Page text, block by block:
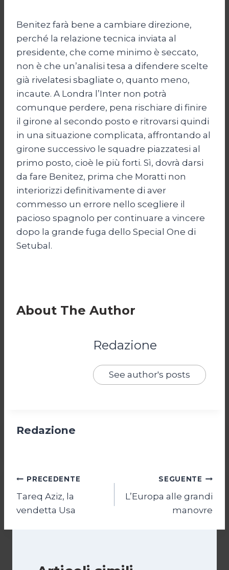
Benitez farà bene a cambiare direzione,
perché la relazione tecnica inviata al
presidente, che come minimo è seccato,
non è che un’analisi tesa a difendere scelte
già rivelatesi sbagliate o, quanto meno,
incaute. A Londra l’Inter non potrà
comunque perdere, pena rischiare di finire
il girone al secondo posto e ritrovarsi quindi
in una situazione complicata, affrontando al
girone successivo le squadre piazzatesi al
primo posto, cioè le più forti. Sì, dovrà darsi
da fare Benitez, prima che Moratti non
interiorizzi definitivamente di aver
commesso un errore nello scegliere il
pacioso spagnolo per continuare a vincere
dopo la grande fuga dello Special One di
Setubal.
About The Author
Redazione
See author's posts
Redazione
Navigazione
articoli
PRECEDENTE
Tareq Aziz, la
vendetta Usa
SEGUENTE
L’Europa alle grandi
manovre